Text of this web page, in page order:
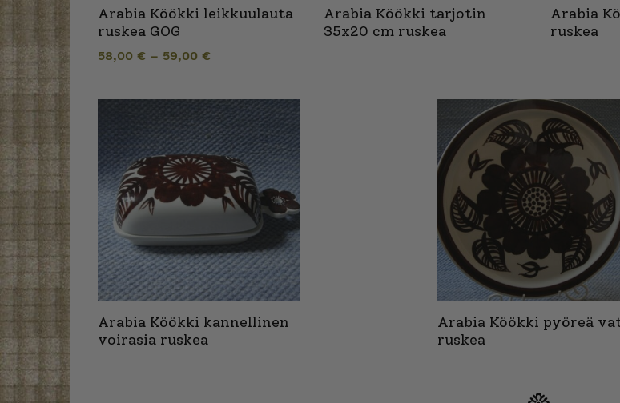
Arabia Köökki leikkuulauta
ruskea GOG
58,00 € – 59,00 €
Arabia Köökki tarjotin
35x20 cm ruskea
Arabia
ruskea
Arabia Köökki kannellinen
voirasia ruskea
Arabia Köökki pyöreä
ruskea